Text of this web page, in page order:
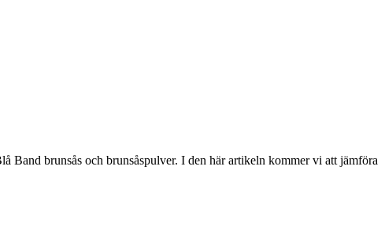
Band brunsås och brunsåspulver. I den här artikeln kommer vi att jämföra